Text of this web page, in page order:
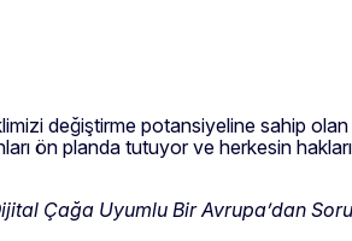
değiştirme potansiyeline sahip
ön planda tutuyor ve herkesin
Çağa Uyumlu Bir Avrupa’dan